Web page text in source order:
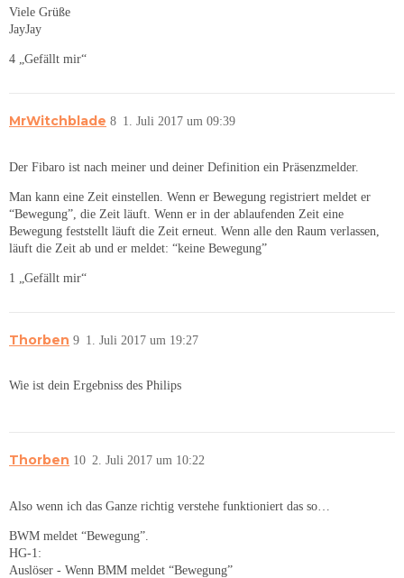
Viele Grüße
JayJay
4 „Gefällt mir“
MrWitchblade 1. Juli 2017 um 09:39
8
Der Fibaro ist nach meiner und deiner Definition ein Präsenzmelder.
Man kann eine Zeit einstellen. Wenn er Bewegung registriert meldet er
“Bewegung”, die Zeit läuft. Wenn er in der ablaufenden Zeit eine
Bewegung feststellt läuft die Zeit erneut. Wenn alle den Raum verlassen,
läuft die Zeit ab und er meldet: “keine Bewegung”
1 „Gefällt mir“
Thorben 1. Juli 2017 um 19:27
9
Wie ist dein Ergebniss des Philips
Thorben 2. Juli 2017 um 10:22
10
Also wenn ich das Ganze richtig verstehe funktioniert das so…
BWM meldet “Bewegung”.
HG-1:
Auslöser - Wenn BMM meldet “Bewegung”